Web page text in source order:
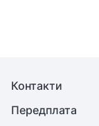
Контакти
Передплата